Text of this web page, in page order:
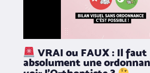
VRAI ou FAUX : Il faut
absolument une